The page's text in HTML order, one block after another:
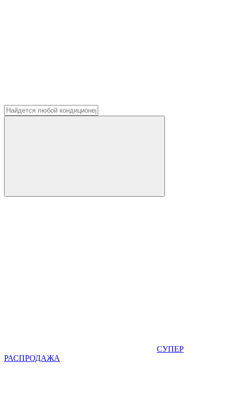
СУПЕР
РАСПРОДАЖА